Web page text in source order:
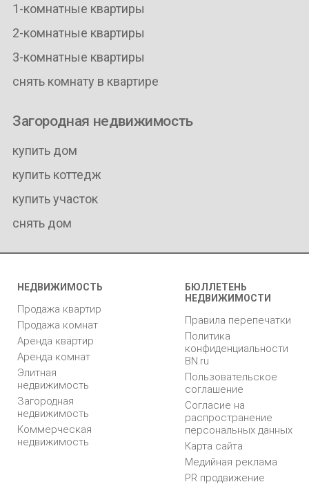
1-комнатные квартиры
2-комнатные квартиры
3-комнатные квартиры
снять комнату в квартире
Загородная недвижимость
купить дом
купить коттедж
купить участок
снять дом
НЕДВИЖИМОСТЬ
Продажа квартир
Продажа комнат
Аренда квартир
Аренда комнат
Элитная
недвижимость
Загородная
недвижимость
Коммерческая
недвижимость
БЮЛЛЕТЕНЬ
НЕДВИЖИМОСТИ
Правила перепечатки
Политика
конфиденциальности
BN.ru
Пользовательское
соглашение
Согласие на
распространение
персональных данных
Карта сайта
Медийная реклама
PR продвижение